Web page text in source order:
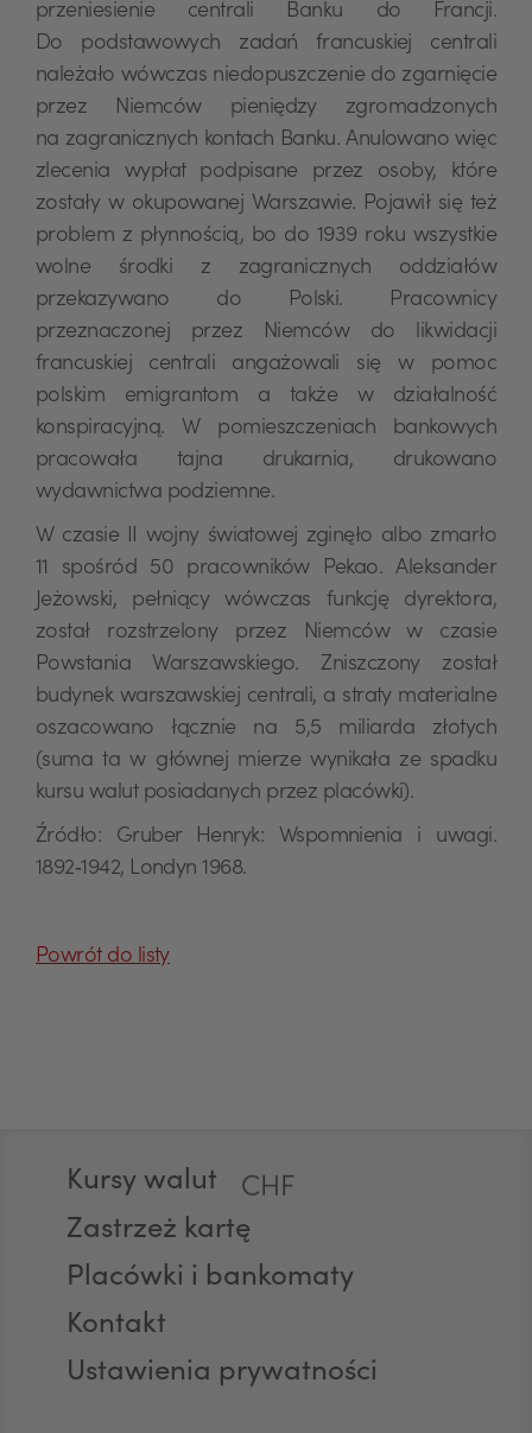
przeniesienie centrali Banku do Francji.
Do podstawowych zadań francuskiej centrali
należało wówczas niedopuszczenie do zgarnięcie
przez Niemców pieniędzy zgromadzonych
na zagranicznych kontach Banku. Anulowano więc
zlecenia wypłat podpisane przez osoby, które
zostały w okupowanej Warszawie. Pojawił się też
problem z płynnością, bo do 1939 roku wszystkie
wolne środki z zagranicznych oddziałów
przekazywano do Polski. Pracownicy
przeznaczonej przez Niemców do likwidacji
francuskiej centrali angażowali się w pomoc
polskim emigrantom a także w działalność
konspiracyjną. W pomieszczeniach bankowych
pracowała tajna drukarnia, drukowano
wydawnictwa podziemne.
W czasie II wojny światowej zginęło albo zmarło
11 spośród 50 pracowników Pekao. Aleksander
Jeżowski, pełniący wówczas funkcję dyrektora,
został rozstrzelony przez Niemców w czasie
Powstania Warszawskiego. Zniszczony został
budynek warszawskiej centrali, a straty materialne
oszacowano łącznie na 5,5 miliarda złotych
(suma ta w głównej mierze wynikała ze spadku
kursu walut posiadanych przez placówki).
Źródło: Gruber Henryk: Wspomnienia i uwagi.
1892‑1942, Londyn 1968.
Powrót do listy
Kursy walut
USD
CHF
AED
AUD
Zastrzeż kartę
Placówki i bankomaty
Kontakt
Ustawienia prywatności